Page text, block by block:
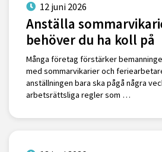
12 juni 2026
Anställa
behöver du ha koll på
Många företag förstärker
med sommarvikarier och
anställningen bara ska pågå några
arbetsrättsliga regler som …